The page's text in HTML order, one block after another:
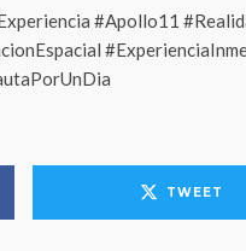
#Apollo11
TWEET